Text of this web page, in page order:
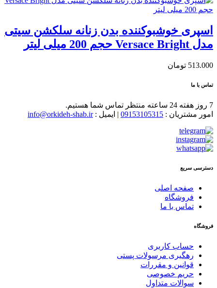
اسپری خوشبوکننده بدن زنانه سلکشن سیتی
مدل Versace Bright حجم 200 میلی لیتر
513.000 تومان
تماس با ما
7 روز هفته 24 ساعته منتظر تماس شما هستیم.
امور مشتریان : 09153105315 | ایمیل :info@orkideh-shab.ir
دسترسی سریع
صفحه اصلی
فروشگاه
تماس با ما
فروشگاه
حساب کاربری
رهگیری مرسولات پستی
قوانین و مقررات
حریم خصوصی
سوالات متداول